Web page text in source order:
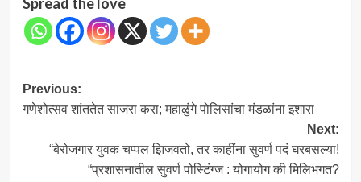
Post
navigation
Previous:
गणेशोत्सव शांततेत साजरा करा; महाळुंगे पोलिसांचा मंडळांना इशारा
Next:
“बेरोजगार युवक चप्पल झिजवतो, तर काहींना सुवर्ण पदं घरबसल्या!
“प्रशासनातील सुवर्ण पोस्टिंग्ज : योगायोग की मिलिभगत?